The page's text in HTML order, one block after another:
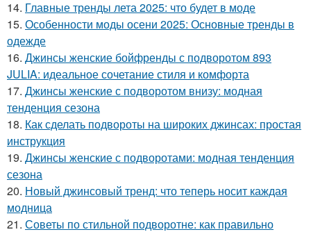
14. Главные тренды лета 2025: что будет в моде
15. Особенности моды осени 2025: Основные тренды в
одежде
16. Джинсы женские бойфренды с подворотом 893
JULIA: идеальное сочетание стиля и комфорта
17. Джинсы женские с подворотом внизу: модная
тенденция сезона
18. Как сделать подвороты на широких джинсах: простая
инструкция
19. Джинсы женские с подворотами: модная тенденция
сезона
20. Новый джинсовый тренд: что теперь носит каждая
модница
21. Советы по стильной подворотне: как правильно